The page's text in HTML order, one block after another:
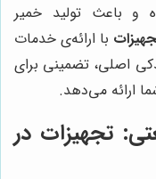
و باعث تولید خمیر
با ارائه‌ی خدمات
اصلی، تضمینی برای
ارائه می‌دهد.
تجهیزات در